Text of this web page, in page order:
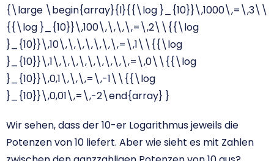
{\large \begin{array}{l}{{\log }_{10}}\,1000\,=\,3\\
{{\log }_{10}}\,100\,\,\,\,=\,2\\{{\log
}_{10}}\,10\,\,\,\,\,\,\,=\,1\\{{\log
}_{10}}\,1\,\,\,\,\,\,\,\,\,=\,0\\{{\log
}_{10}}\,0,1\,\,\,=\,-1\\{{\log
}_{10}}\,0,01\,=\,-2\end{array} }
Wir sehen, dass der 10-er Logarithmus jeweils die
Potenzen von 10 liefert. Aber wie sieht es mit Zahlen